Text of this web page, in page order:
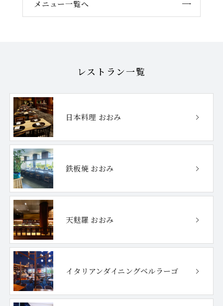
メニュー一覧へ
レストラン一覧
日本料理 おおみ
鉄板焼 おおみ
天麩羅 おおみ
イタリアンダイニングベルラーゴ